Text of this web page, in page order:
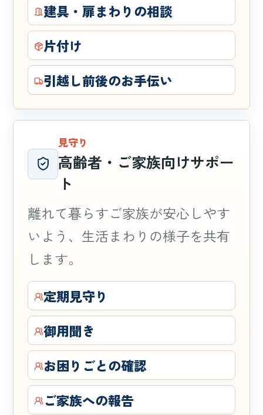
建具・扉まわりの相談
片付け
引越し前後のお手伝い
見守り
高齢者・ご家族向けサポー
ト
離れて暮らすご家族が安心しやす
いよう、生活まわりの様子を共有
します。
定期見守り
御用聞き
お困りごとの確認
ご家族への報告